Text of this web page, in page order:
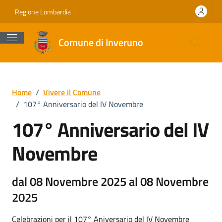
Regione Lombardia
Comune di Inveruno
Home / Vivere il Comune
/ 107° Anniversario del IV Novembre
107° Anniversario del IV
Novembre
dal 08 Novembre 2025 al 08 Novembre
2025
Celebrazioni per il 107° Aniversario del IV Novembre